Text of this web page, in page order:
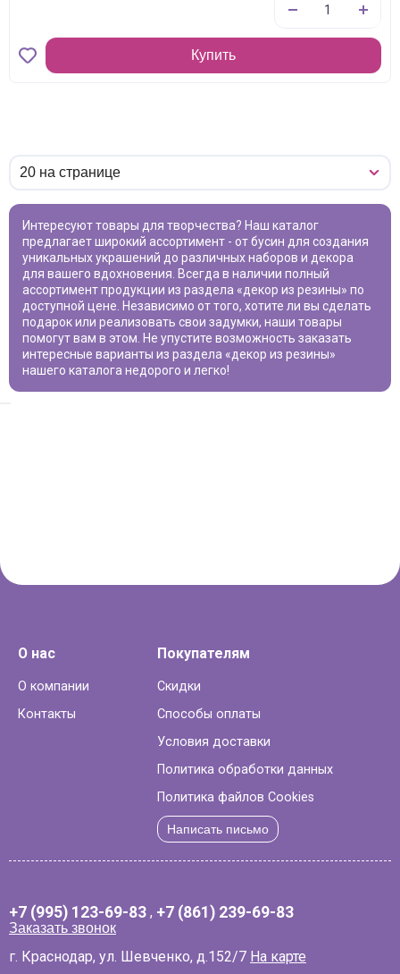
Купить
Интересуют товары для творчества? Наш каталог
предлагает широкий ассортимент - от бусин для создания
уникальных украшений до различных наборов и декора
для вашего вдохновения. Всегда в наличии полный
ассортимент продукции из раздела «декор из резины» по
доступной цене. Независимо от того, хотите ли вы сделать
подарок или реализовать свои задумки, наши товары
помогут вам в этом. Не упустите возможность заказать
интересные варианты из раздела «декор из резины»
нашего каталога недорого и легко!
О нас
О компании
Контакты
Покупателям
Скидки
Способы оплаты
Условия доставки
Политика обработки данных
Политика файлов Cookies
Написать письмо
+7 (995) 123-69-83 , +7 (861) 239-69-83
Заказать звонок
г. Краснодар, ул. Шевченко, д.152/7 На карте